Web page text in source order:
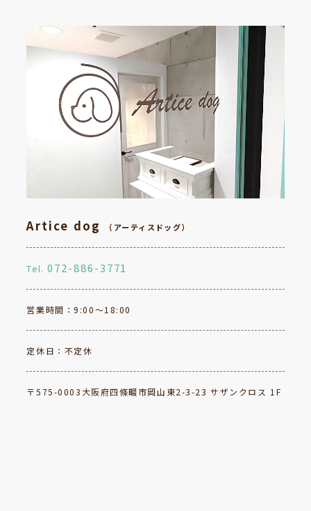
Artice dog （アーティスドッグ）
Tel.072-886-3771
営業時間：9:00～18:00
定休日：不定休
〒575-0003大阪府四條畷市岡山東2-3-23 サザンクロス 1F